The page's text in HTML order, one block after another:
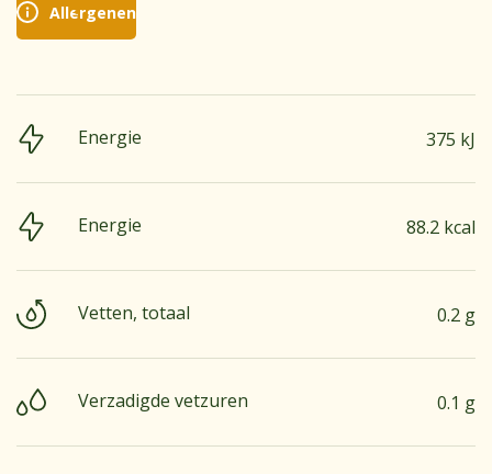
Allergenen
Energie 375 kJ
Energie 88.2 kcal
Vetten, totaal 0.2 g
Verzadigde vetzuren 0.1 g